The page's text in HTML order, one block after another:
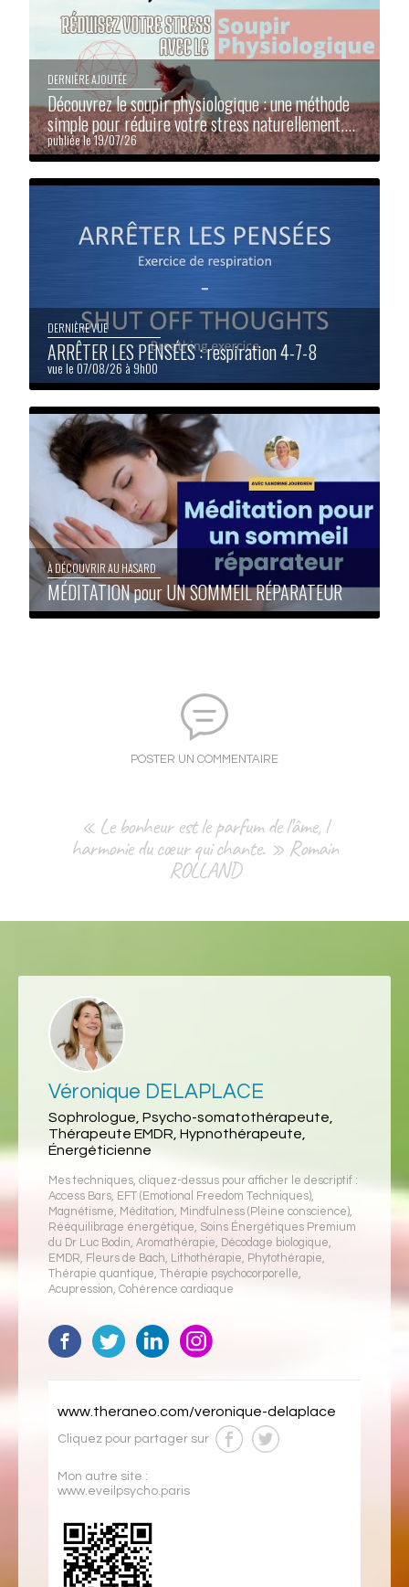
DERNIÈRE AJOUTÉE
Découvrez le soupir physiologique : une méthode
simple pour réduire votre stress naturellement....
publiée le 19/07/26
DERNIÈRE VUE
ARRÊTER LES PENSÉES : respiration 4-7-8
vue le 07/08/26 à 9h00
À DÉCOUVRIR AU HASARD
MÉDITATION pour UN SOMMEIL RÉPARATEUR
POSTER UN COMMENTAIRE
« Le bonheur est le parfum de l’âme, l
harmonie du cœur qui chante. » Romain
ROLLAND
Véronique DELAPLACE
Sophrologue, Psycho-somatothérapeute,
Thérapeute EMDR, Hypnothérapeute,
Énergéticienne
Mes techniques, cliquez-dessus pour afficher le descriptif :
Access Bars, EFT (Emotional Freedom Techniques),
Magnétisme, Méditation, Mindfulness (Pleine conscience),
Rééquilibrage énergétique, Soins Énergétiques Premium
du Dr Luc Bodin, Aromathérapie, Décodage biologique,
EMDR, Fleurs de Bach, Lithothérapie, Phytothérapie,
Thérapie quantique, Thérapie psychocorporelle,
Acupression, Cohérence cardiaque
www.theraneo.com/veronique-delaplace
Cliquez pour partager sur
Mon autre site :
www.eveilpsycho.paris